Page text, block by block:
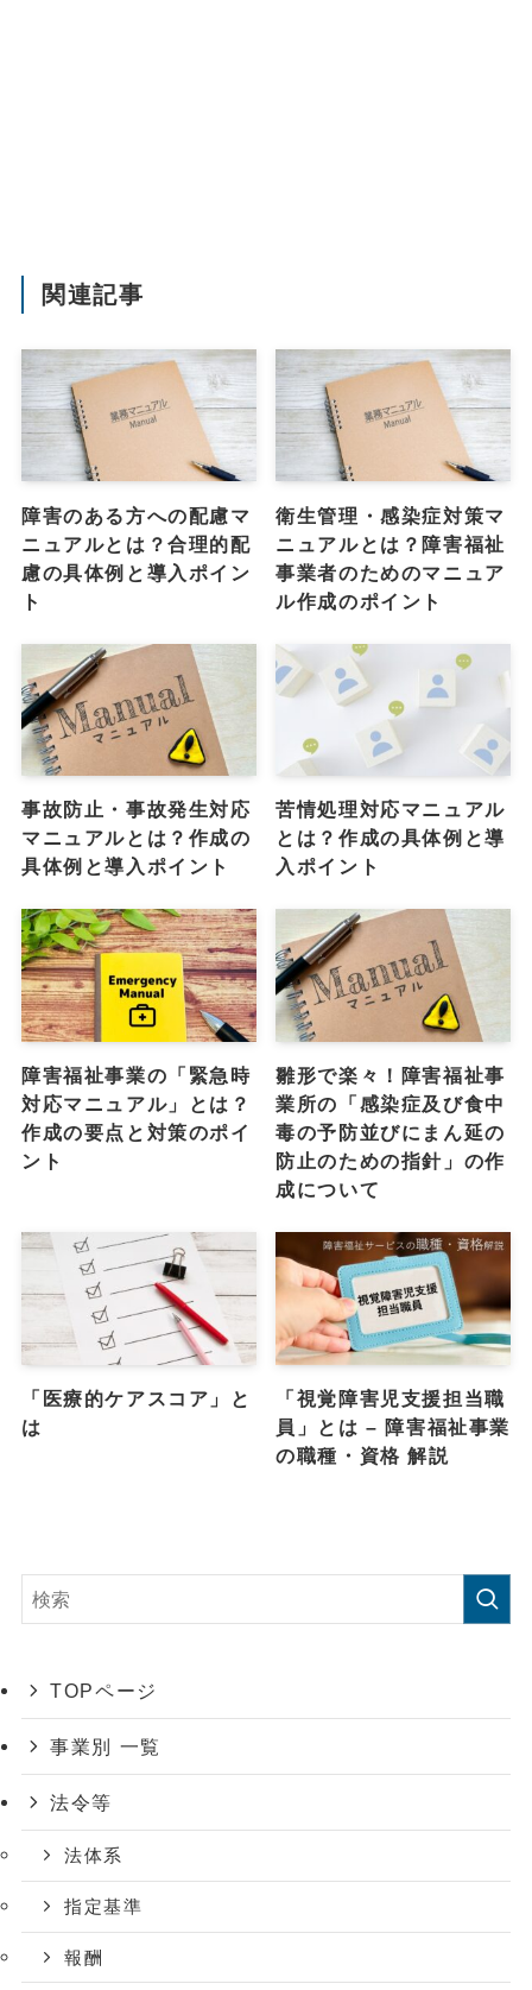
関連記事
障害のある方への配慮マ
ニュアルとは？合理的配
慮の具体例と導入ポイン
ト
衛生管理・感染症対策マ
ニュアルとは？障害福祉
事業者のためのマニュア
ル作成のポイント
事故防止・事故発生対応
マニュアルとは？作成の
具体例と導入ポイント
苦情処理対応マニュアル
とは？作成の具体例と導
入ポイント
障害福祉事業の「緊急時
対応マニュアル」とは？
作成の要点と対策のポイ
ント
雛形で楽々！障害福祉事
業所の「感染症及び食中
毒の予防並びにまん延の
防止のための指針」の作
成について
「医療的ケアスコア」と
は
「視覚障害児支援担当職
員」とは – 障害福祉事業
の職種・資格 解説
TOPページ
事業別 一覧
法令等
法体系
指定基準
報酬